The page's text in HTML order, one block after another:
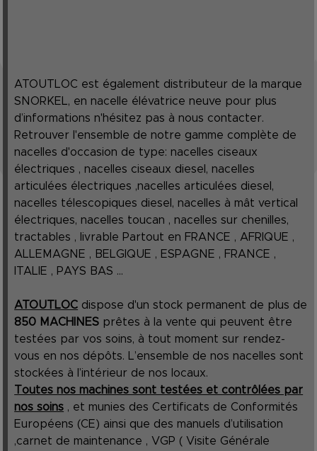
ATOUTLOC est également distributeur de la marque
SNORKEL, en nacelle élévatrice neuve pour plus
d’informations n'hésitez pas à nous contacter.
Retrouver l'ensemble de notre gamme complète de
nacelles d'occasion de type: nacelles ciseaux
électriques , nacelles ciseaux diesel, nacelles
articulées électriques ,nacelles articulées diesel,
nacelles télescopiques diesel, nacelles à mât vertical
électriques, nacelles toucan , nacelles sur chenilles,
tractables , livrable Partout en FRANCE , AFRIQUE ,
ALLEMAGNE , BELGIQUE , ESPAGNE , FRANCE ,
ITALIE , PAYS BAS ...
ATOUTLOC dispose d'un stock permanent de plus de
850 MACHINES prêtes à la vente qui peuvent être
testées par vos soins, à tout moment sur rendez-
vous en nos dépôts. L’ensemble de nos nacelles sont
stockées à l’intérieur de nos locaux.
Toutes nos machines sont testées et contrôlées par
nos soins , et munies des Certificats de Conformités
Européens (CE) ainsi que des manuels d’utilisation
,carnet de maintenance , VGP ( Visite Générale